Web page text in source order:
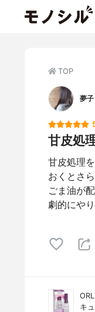
TOP
夢子
甘皮処
甘皮処理
おくとさ
ごま油が
劇的にや
キ